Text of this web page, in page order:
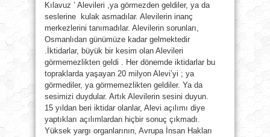
Kılavuz ’ Alevileri ,ya görmezden geldiler, ya da
seslerine kulak asmadılar. Alevilerin inanç
merkezlerini tanımadılar. Alevilerin sorunları,
Osmanlıdan günümüze kadar gelmektedir
.İktidarlar, büyük bir kesim olan Alevileri
görmemezlikten geldi . Her dönemde iktidarlar bu
topraklarda yaşayan 20 milyon Alevi’yi ; ya
görmediler, ya görmemezlikten geldiler. Ya da
sesimizi duydular. Artık Alevilerin sesini duyun.
15 yıldan beri iktidar olanlar, Alevi açılımı diye
yaptıkları açılımlardan hiçbir sonuç çıkmadı.
Yüksek yargı organlarının, Avrupa İnsan Hakları